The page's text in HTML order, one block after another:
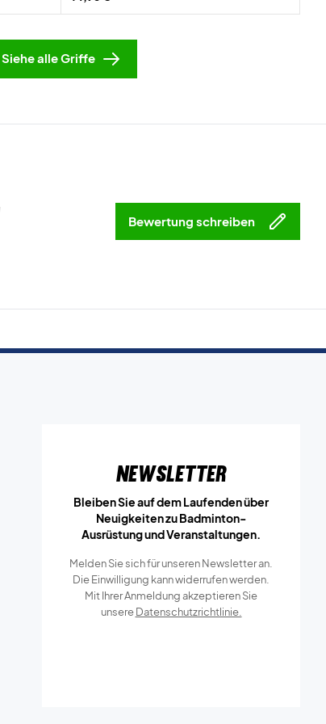
Siehe alle Griffe
Bewertung schreiben
Newsletter
Bleiben Sie auf dem Laufenden über
Neuigkeiten zu Badminton-
Ausrüstung und Veranstaltungen.
Melden Sie sich für unseren Newsletter an.
Die Einwilligung kann widerrufen werden.
Mit Ihrer Anmeldung akzeptieren Sie
unsereDatenschutzrichtlinie.